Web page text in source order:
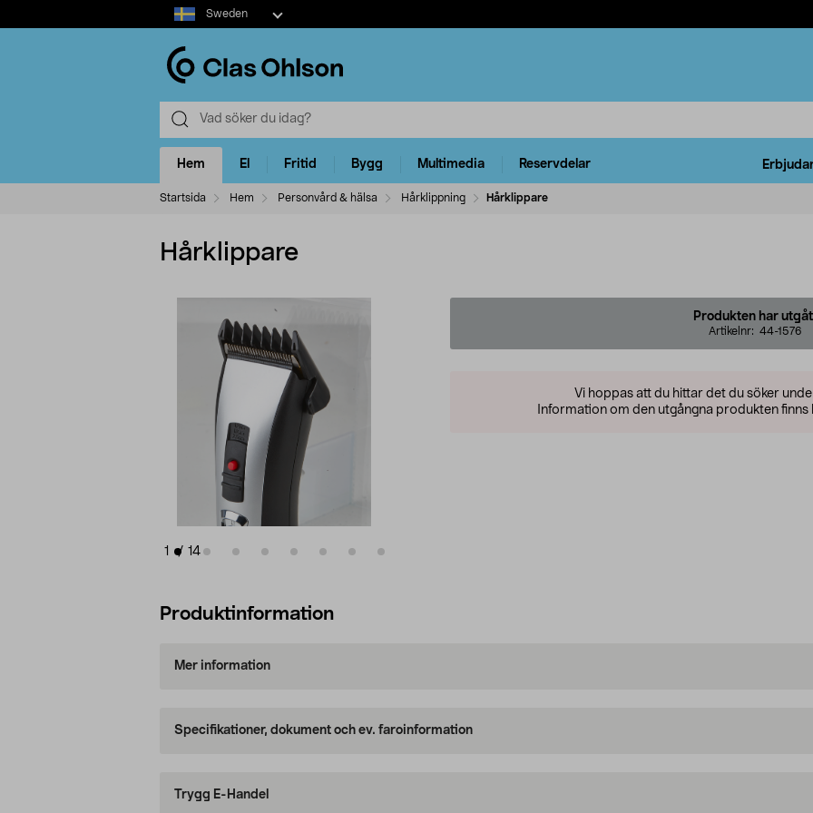
Select
market
Sweden
Hem El Fritid Bygg Multimedia Reservdelar
Startsida Hem Personvård & hälsa Hårklippning Hårklippare
Hårklippare
1 / 14
Produkten har
Artikelnr: 44-1576
Vi hoppas att du hittar det du söker
Information om den utgångna produkten finns
Produktinformation
Mer information
Specifikationer, dokument och ev. faroinformation
Trygg E-Handel